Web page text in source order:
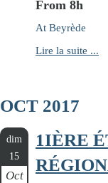
From 8h
At Beyrède
Lire la suite ...
OCT 2017
dim
15
Oct
1IÈRE